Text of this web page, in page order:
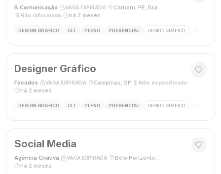
B Comunicação VAGA EXPIRADA Caruaru, PE, Brasil
Não informado
há 2 meses
DESIGN GRÁFICO CLT PLENO PRESENCIAL DESIGN GRÁFICO ADOBE
Designer Gráfico
Focados VAGA EXPIRADA Campinas, SP Não especificado
há 2 meses
DESIGN GRÁFICO CLT PLENO PRESENCIAL DESIGN GRÁFICO PHOTOSHOP
Social Media
Agência Criativa VAGA EXPIRADA Belo Horizonte, Brasil
há 2 meses